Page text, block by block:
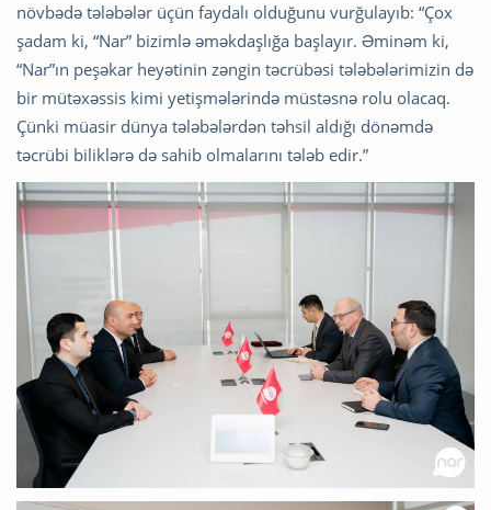
növbədə tələbələr üçün faydalı olduğunu vurğulayıb: “Çox
şadam ki, “Nar” bizimlə əməkdaşlığa başlayır. Əminəm ki,
“Nar”ın peşəkar heyətinin zəngin təcrübəsi tələbələrimizin də
bir mütəxəssis kimi yetişmələrində müstəsnə rolu olacaq.
Çünki müasir dünya tələbələrdən təhsil aldığı dönəmdə
təcrübi biliklərə də sahib olmalarını tələb edir.”